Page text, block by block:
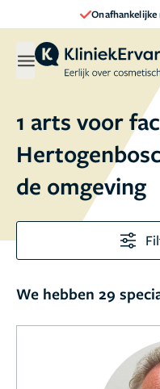
Direct
1 arts voor
de omgeving
We hebben 29